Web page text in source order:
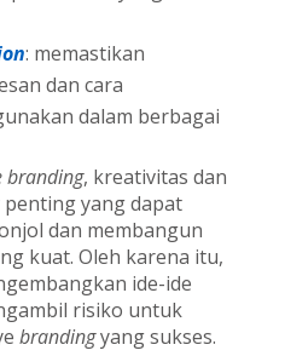
: memastikan
dan cara
dalam berbagai
branding, kreativitas dan
yang dapat
dan membangun
kuat. Oleh karena itu,
ide-ide
risiko untuk
brandingyang sukses.